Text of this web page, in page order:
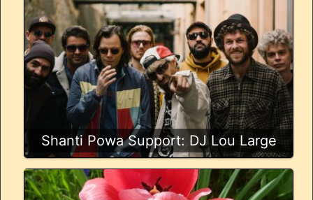
Shanti Powa Support: DJ Lou Large